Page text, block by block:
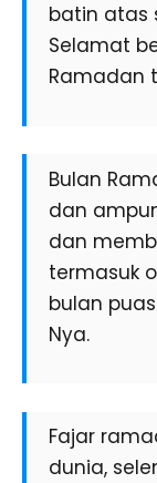
batin atas
Selamat
Ramadan
Bulan
dan
dan
termasuk
bulan
Nya.
Fajar
dunia,